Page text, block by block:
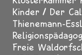
Kinder
Der
Thienemann-
Freie